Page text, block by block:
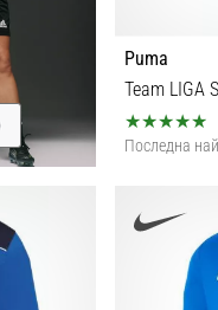
Puma
Team LIGA
Последна